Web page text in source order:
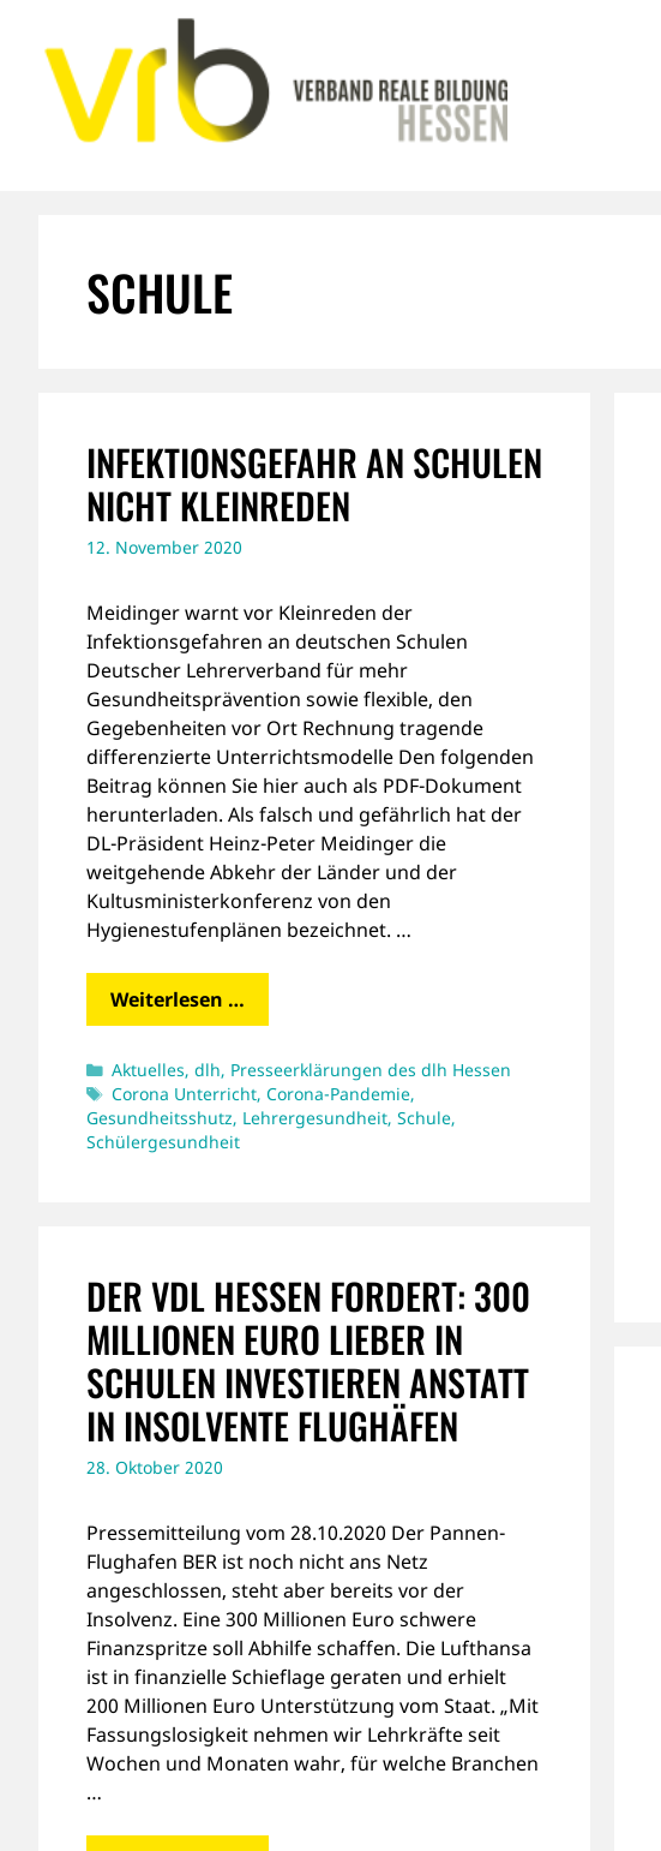
Inhalt
springen
SCHULE
INFEKTIONSGEFAHR AN SCHULEN
NICHT KLEINREDEN
12. November 2020
Meidinger warnt vor Kleinreden der
Infektionsgefahren an deutschen Schulen
Deutscher Lehrerverband für mehr
Gesundheitsprävention sowie flexible, den
Gegebenheiten vor Ort Rechnung tragende
differenzierte Unterrichtsmodelle Den folgenden
Beitrag können Sie hier auch als PDF-Dokument
herunterladen. Als falsch und gefährlich hat der
DL-Präsident Heinz-Peter Meidinger die
weitgehende Abkehr der Länder und der
Kultusministerkonferenz von den
Hygienestufenplänen bezeichnet. …
Weiterlesen …
Kategorien
Aktuelles,dlh, Presseerklärungen des dlh Hessen
Schlagwörter
Corona Unterricht,Corona-Pandemie,
Gesundheitsshutz, Lehrergesundheit, Schule,
Schülergesundheit
DER VDL HESSEN FORDERT: 300
MILLIONEN EURO LIEBER IN
SCHULEN INVESTIEREN ANSTATT
IN INSOLVENTE FLUGHÄFEN
28. Oktober 2020
Pressemitteilung vom 28.10.2020 Der Pannen-
Flughafen BER ist noch nicht ans Netz
angeschlossen, steht aber bereits vor der
Insolvenz. Eine 300 Millionen Euro schwere
Finanzspritze soll Abhilfe schaffen. Die Lufthansa
ist in finanzielle Schieflage geraten und erhielt
200 Millionen Euro Unterstützung vom Staat. „Mit
Fassungslosigkeit nehmen wir Lehrkräfte seit
Wochen und Monaten wahr, für welche Branchen
…